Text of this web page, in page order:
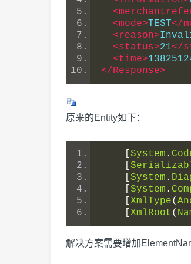
<mode>TEST</
<reason>
<status>21</
<time>
</Response>
原来的Entity如下：
System .
System .
System .
XmlType(
XmlRoot (
解决方案需要增加